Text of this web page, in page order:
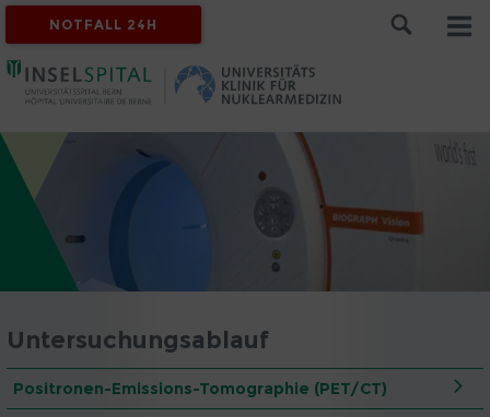
NOTFALL 24H
Untersuchungsablauf
Positronen-Emissions-Tomographie (PET/CT)